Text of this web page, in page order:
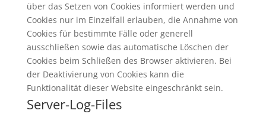
über das Setzen von Cookies informiert werden und
Cookies nur im Einzelfall erlauben, die Annahme von
Cookies für bestimmte Fälle oder generell
ausschließen sowie das automatische Löschen der
Cookies beim Schließen des Browser aktivieren. Bei
der Deaktivierung von Cookies kann die
Funktionalität dieser Website eingeschränkt sein.
Server-Log-Files